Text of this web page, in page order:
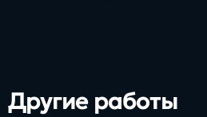
Другие работы